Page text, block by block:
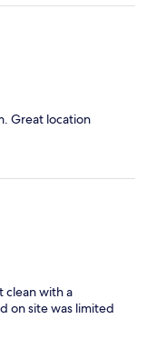
Great location
clean with a
on site was limited